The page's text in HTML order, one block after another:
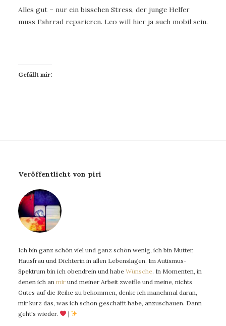
Alles gut – nur ein bisschen Stress, der junge Helfer
muss Fahrrad reparieren. Leo will hier ja auch mobil sein.
Gefällt mir:
Veröffentlicht von piri
Ich bin ganz schön viel und ganz schön wenig, ich bin Mutter,
Hausfrau und Dichterin in allen Lebenslagen. Im Autismus-
Spektrum bin ich obendrein und habe Wünsche. In Momenten, in
denen ich an mir und meiner Arbeit zweifle und meine, nichts
Gutes auf die Reihe zu bekommen, denke ich manchmal daran,
mir kurz das, was ich schon geschafft habe, anzuschauen. Dann
geht's wieder.
|